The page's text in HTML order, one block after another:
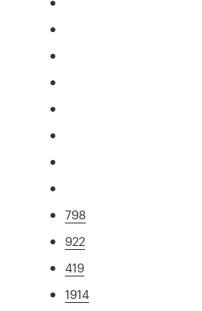
798
922
419
1914